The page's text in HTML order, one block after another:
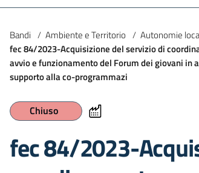
Bandi / Ambiente e Territorio / Autonomie
fec 84/2023-Acquisizione del servizio di
avvio e funzionamento del Forum dei giovani in
supporto alla co-programmazi
Chiuso
fec 84/2023-